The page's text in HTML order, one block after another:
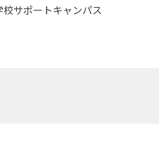
サポートキャンパス